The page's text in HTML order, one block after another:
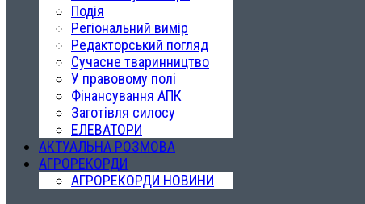
Подія
Регіональний вимір
Редакторський погляд
Сучасне тваринництво
У правовому полі
Фінансування АПК
Заготівля силосу
ЕЛЕВАТОРИ
АКТУАЛЬНА РОЗМОВА
АГРОРЕКОРДИ
АГРОРЕКОРДИ НОВИНИ